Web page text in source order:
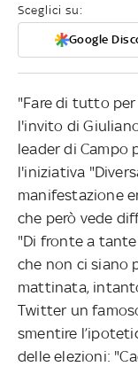
Sceglici su:
Google
"Fare di tutto
l'invito di
leader di Campo
l'iniziativa
manifestazione
che però vede
"Di fronte a
che non ci siano
mattinata,
Twitter un
smentire
delle elezioni: